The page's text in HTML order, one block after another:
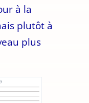
à la
plutôt à
plus